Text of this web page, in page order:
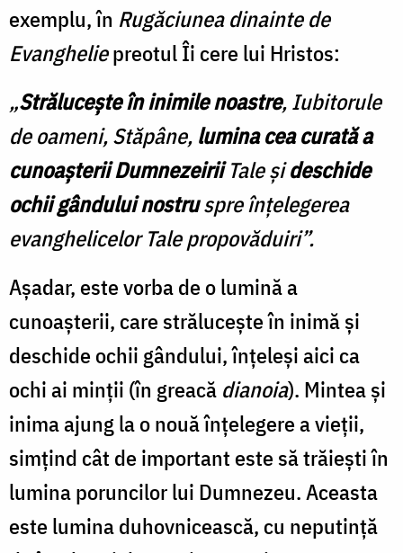
exemplu, în Rugăciunea dinainte de
Evangheliepreotul Îi cere lui Hristos:
„Strălucește în inimile noastre, Iubitorule
de oameni, Stăpâne, lumina cea curată a
cunoașterii DumnezeiriiTale șideschide
ochii gândului nostruspre înțelegerea
evanghelicelor Tale propovăduiri”.
Așadar, este vorba de o lumină a
cunoașterii, care strălucește în inimă și
deschide ochii gândului, înțeleși aici ca
ochi ai minții (în greacă dianoia). Mintea și
inima ajung la o nouă înțelegere a vieții,
simțind cât de important este să trăiești în
lumina poruncilor lui Dumnezeu. Aceasta
este lumina duhovnicească, cu neputință